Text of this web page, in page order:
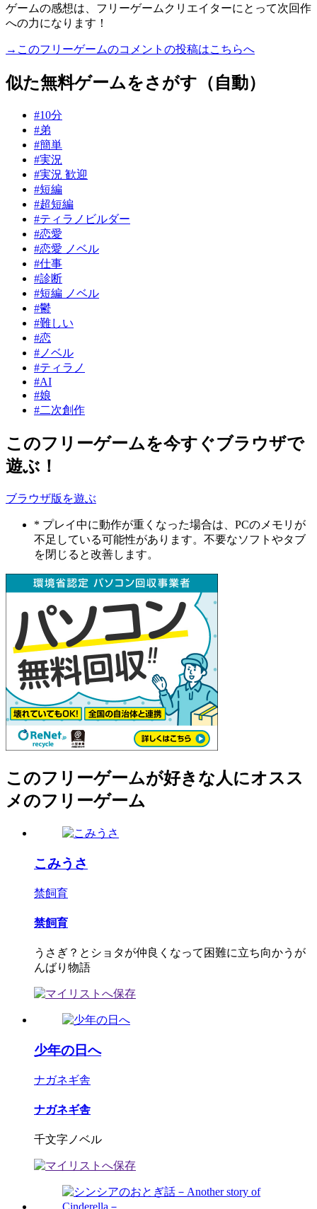
ゲームの感想は、フリーゲームクリエイターにとって次回作
への力になります！
→このフリーゲームのコメントの投稿はこちらへ
似た無料ゲームをさがす（自動）
#10分
#弟
#簡単
#実況
#実況 歓迎
#短編
#超短編
#ティラノビルダー
#恋愛
#恋愛 ノベル
#仕事
#診断
#短編 ノベル
#鬱
#難しい
#恋
#ノベル
#ティラノ
#AI
#娘
#二次創作
このフリーゲームを今すぐブラウザで
遊ぶ！
ブラウザ版を遊ぶ
* プレイ中に動作が重くなった場合は、PCのメモリが
不足している可能性があります。不要なソフトやタブ
を閉じると改善します。
このフリーゲームが好きな人にオスス
メのフリーゲーム
こみうさ
禁飼育
禁飼育
うさぎ？とショタが仲良くなって困難に立ち向かうが
んばり物語
少年の日へ
ナガネギ舎
ナガネギ舎
千文字ノベル